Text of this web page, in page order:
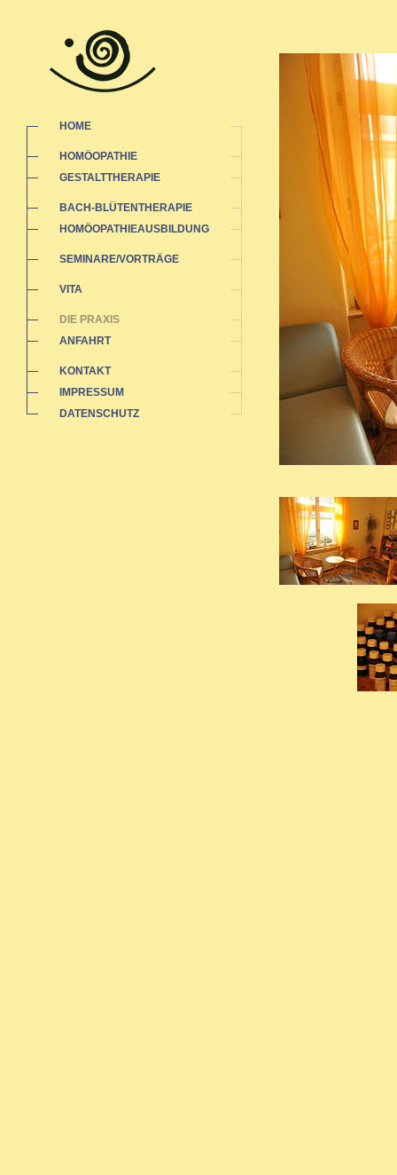
HOME
HOMÖOPATHIE
GESTALTTHERAPIE
BACH-BLÜTENTHERAPIE
HOMÖOPATHIEAUSBILDUNG
SEMINARE/VORTRÄGE
VITA
DIE PRAXIS
ANFAHRT
KONTAKT
IMPRESSUM
DATENSCHUTZ